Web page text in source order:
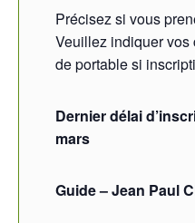
Précisez si vous
Veuillez indiquer vos
de portable si
Dernier délai
mars
Guide – Jean Paul